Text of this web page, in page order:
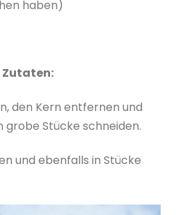
haben)
den Kern entfernen und
grobe Stücke schneiden.
und ebenfalls in Stücke